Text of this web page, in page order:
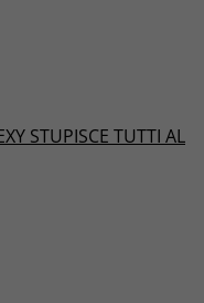
STUPISCE TUTTI AL